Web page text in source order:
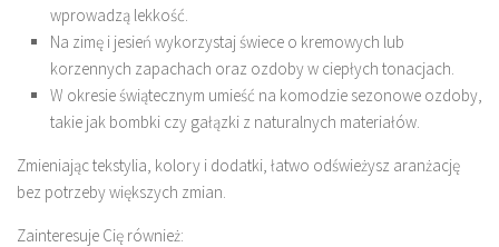
wprowadzą lekkość.
Na zimę i jesień wykorzystaj świece o kremowych lub
korzennych zapachach oraz ozdoby w ciepłych tonacjach.
W okresie świątecznym umieść na komodzie sezonowe ozdoby,
takie jak bombki czy gałązki z naturalnych materiałów.
Zmieniając tekstylia, kolory i dodatki, łatwo odświeżysz aranżację
bez potrzeby większych zmian.
Zainteresuje Cię również: